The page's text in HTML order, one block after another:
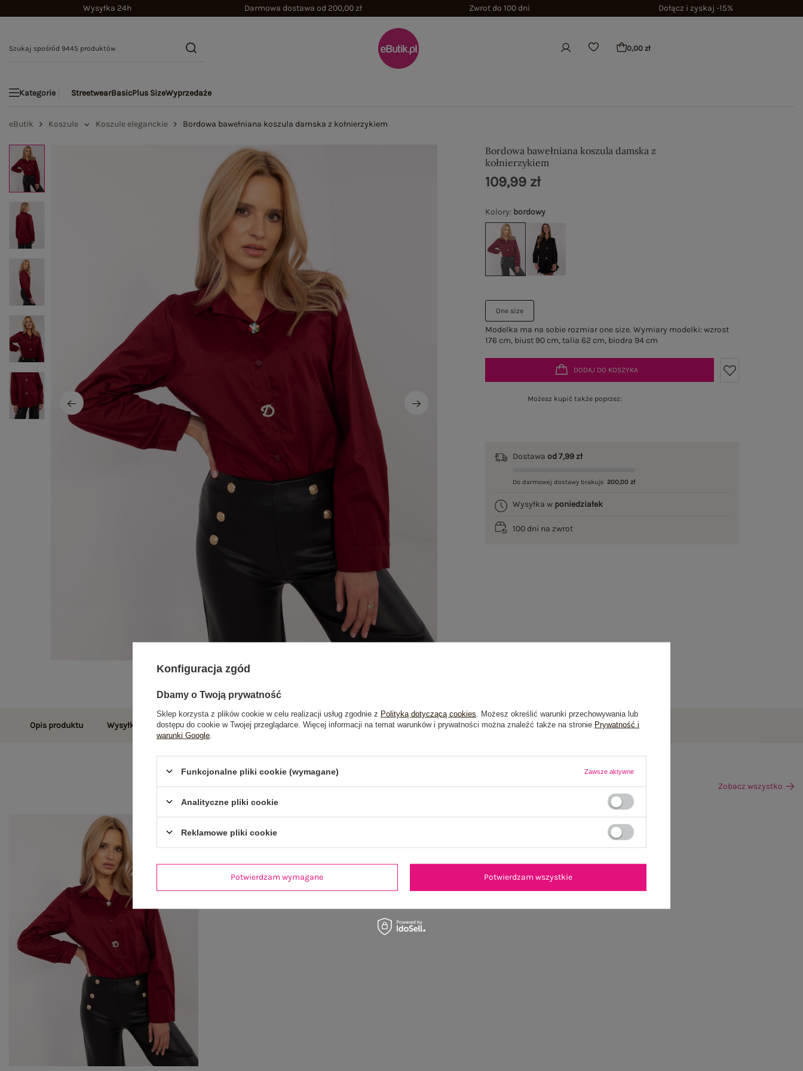
Wysyłka 24h Darmowa dostawa od 200,00 zł Zwrot do 100 dni Dołącz i zyskaj -15%
0,00 zł
Kategorie StreetwearBasicPlus SizeWyprzedaże
eButik Koszule Koszule eleganckie Bordowa bawełniana koszula damska z kołnierzykiem
Bordowa bawełniana koszula damska z
kołnierzykiem
Kolory: bordowy
One size
Modelka ma na sobie rozmiar one size. Wymiary modelki: wzrost
176 cm, biust 90 cm, talia 62 cm, biodra 94 cm
109,99 zł
DODAJ DO KOSZYKA
Możesz kupić także poprzez:
Dostawaod 7,99 zł
Do darmowej dostawy brakuje 200,00 zł
Wysyłka w poniedziałek
100 dni na zwrot
Opis produktu Wysyłka i dostawa Zwroty i reklamacje Opinie o produkcie(0)
Zobacz wszystko
Konfiguracja zgód
Dbamy o Twoją prywatność
Sklep korzysta z plików cookie w celu realizacji usług zgodnie z Polityką dotyczącą cookies . Możesz określić warunki przechowywania lub
dostępu do cookie w Twojej przeglądarce. Więcej informacji na temat warunków i prywatności można znaleźć także na stronie Prywatność i
warunki Google
Funkcjonalne pliki cookie (wymagane) Zawsze aktywne
Analityczne pliki cookie
Reklamowe pliki cookie
Potwierdzam wymagane Potwierdzam wszystkie